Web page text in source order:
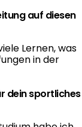
auf diesen
Lernen, was
in der
dein sportliches